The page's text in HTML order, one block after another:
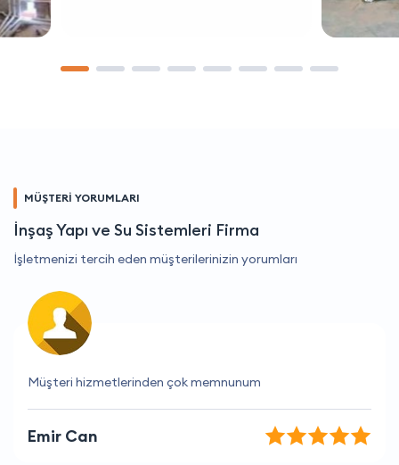
MÜŞTERİ YORUMLARI
İnşaş Yapı ve Su Sistemleri Firma
İşletmenizi tercih eden müşterilerinizin yorumları
Her zaman memnun kaldığım bir firma
Onur Altın